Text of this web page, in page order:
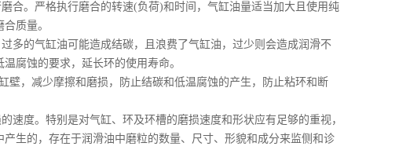
合。严格执行磨合的转速(负荷)和时间，气缸油量适当加大且使用纯
质量。
多的气缸油可能造成结碳，且浪费了气缸油，过少则会造成润滑不
腐蚀的要求，延长环的使用寿命。
，减少摩擦和磨损，防止结碳和低温腐蚀的产生，防止粘环和断
速度。特别是对气缸、环及环槽的磨损速度和形状应有足够的重视，
生的，存在于润滑油中磨粒的数量、尺寸、形貌和成分来监侧和诊